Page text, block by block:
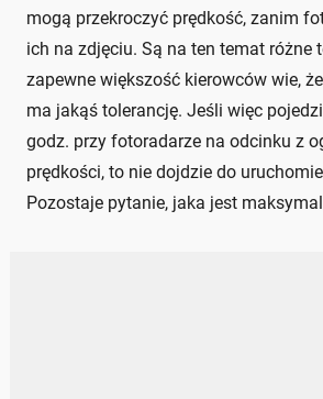
mogą przekroczyć prędkość, zanim
ich na zdjęciu. Są na ten temat różne
zapewne większość kierowców wie,
ma jakąś tolerancję. Jeśli więc
godz. przy fotoradarze na odcinku z
prędkości, to nie dojdzie do
Pozostaje pytanie, jaka jest